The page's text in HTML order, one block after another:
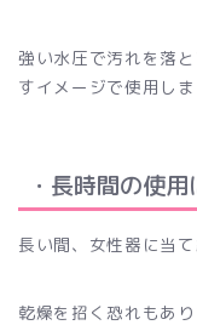
強い水圧で汚れを落
すイメージで使用しま
・長時間の使
長い間、女性器に当
乾燥を招く恐れもあ